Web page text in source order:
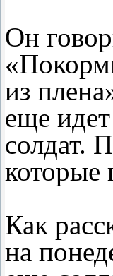
Он
из
еще
солдат.
которые
Как
на